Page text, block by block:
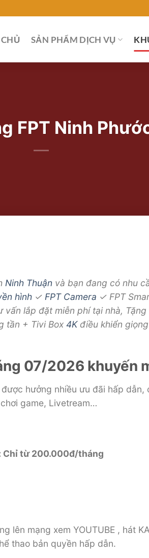
SẢN PHẨM DỊCH VỤ
FPT Ninh
Ninh Thuận và bạn đang có nhu
hình ✓ FPT Camera ✓ FPT
vấn lắp đặt miễn phí tại nhà,
tần + Tivi Box4Kđiều khiển giọng
07/2026 khuyến
hưởng nhiều ưu đãi hấp
game, Livetream…
Chỉ từ 200.000đ/tháng
lên mạng xem YOUTUBE , hát
thao bản quyền hấp dẫn.